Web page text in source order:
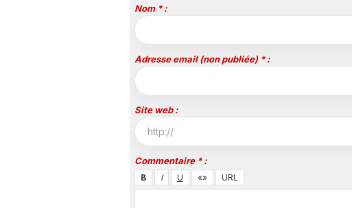
Nom * :
Adresse email (non publiée) * :
Site web :
Commentaire * :